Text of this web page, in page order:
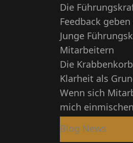
Die
Feedback
Junge
Mitarbeitern
Die
Klarheit als
Wenn sich
mich
Blog News